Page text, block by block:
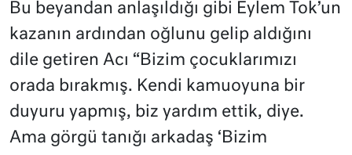
Bu beyandan anlaşıldığı gibi Eylem Tok’un
kazanın ardından oğlunu gelip aldığını
dile getiren Acı “Bizim çocuklarımızı
orada bırakmış. Kendi kamuoyuna bir
duyuru yapmış, biz yardım ettik, diye.
Ama görgü tanığı arkadaş ‘Bizim